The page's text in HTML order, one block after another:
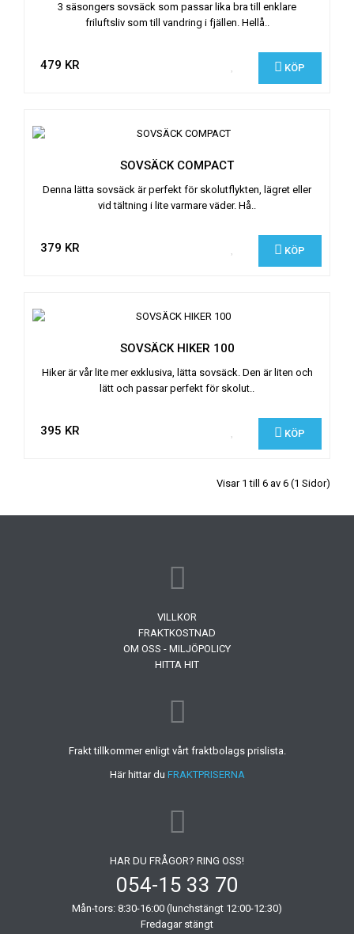
3 säsongers sovsäck som passar lika bra till enklare
friluftsliv som till vandring i fjällen. Hellå..
479 KR KÖP
SOVSÄCK COMPACT
Denna lätta sovsäck är perfekt för skolutflykten, lägret eller
vid tältning i lite varmare väder. Hå..
379 KR KÖP
SOVSÄCK HIKER 100
Hiker är vår lite mer exklusiva, lätta sovsäck. Den är liten och
lätt och passar perfekt för skolut..
395 KR KÖP
Visar 1 till 6 av 6 (1 Sidor)
VILLKOR
FRAKTKOSTNAD
OM OSS - MILJÖPOLICY
HITTA HIT
Frakt tillkommer enligt vårt fraktbolags prislista.
Här hittar du FRAKTPRISERNA
HAR DU FRÅGOR? RING OSS!
054-15 33 70
Mån-tors: 8:30-16:00 (lunchstängt 12:00-12:30)
Fredagar stängt